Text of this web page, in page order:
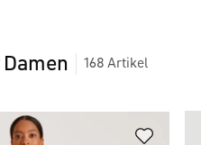
168 Artikel